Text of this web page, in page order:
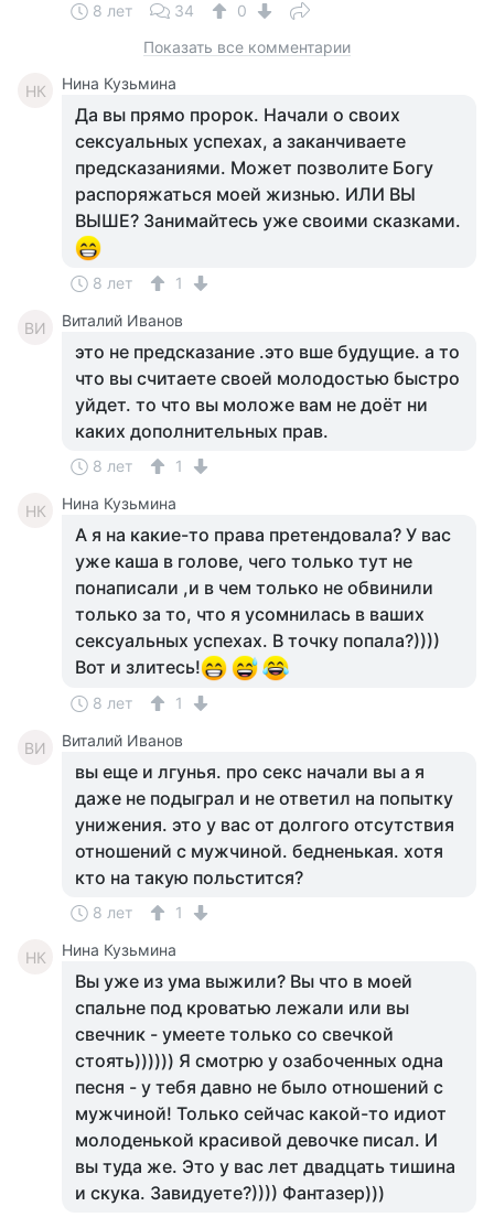
8 лет 34
0
Показать все комментарии
НК Нина Кузьмина
Да вы прямо пророк. Начали о своих
сексуальных успехах, а заканчиваете
предсказаниями. Может позволите Богу
распоряжаться моей жизнью. ИЛИ ВЫ
ВЫШЕ? Занимайтесь уже своими сказками.
8 лет 1
ВИ Виталий Иванов
это не предсказание .это вше будущие. а то
что вы считаете своей молодостью быстро
уйдет. то что вы моложе вам не доёт ни
каких дополнительных прав.
8 лет 1
НК Нина Кузьмина
А я на какие-то права претендовала? У вас
уже каша в голове, чего только тут не
понаписали ,и в чем только не обвинили
только за то, что я усомнилась в ваших
сексуальных успехах. В точку попала?))))
Вот и злитесь!
8 лет 1
ВИ Виталий Иванов
вы еще и лгунья. про секс начали вы а я
даже не подыграл и не ответил на попытку
унижения. это у вас от долгого отсутствия
отношений с мужчиной. бедненькая. хотя
кто на такую польстится?
8 лет 1
НК Нина Кузьмина
Вы уже из ума выжили? Вы что в моей
спальне под кроватью лежали или вы
свечник - умеете только со свечкой
стоять)))))) Я смотрю у озабоченных одна
песня - у тебя давно не было отношений с
мужчиной! Только сейчас какой-то идиот
молоденькой красивой девочке писал. И
вы туда же. Это у вас лет двадцать тишина
и скука. Завидуете?)))) Фантазер)))